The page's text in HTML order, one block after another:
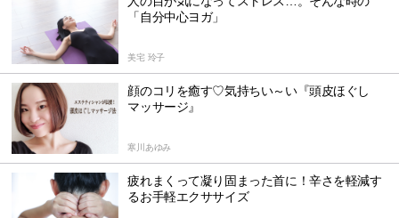
「自分中心ヨガ」
美宅 玲子
顔のコリを癒す♡気持ちい～い『頭皮ほぐし
マッサージ』
寒川あゆみ
疲れまくって凝り固まった首に！辛さを軽減す
るお手軽エクササイズ